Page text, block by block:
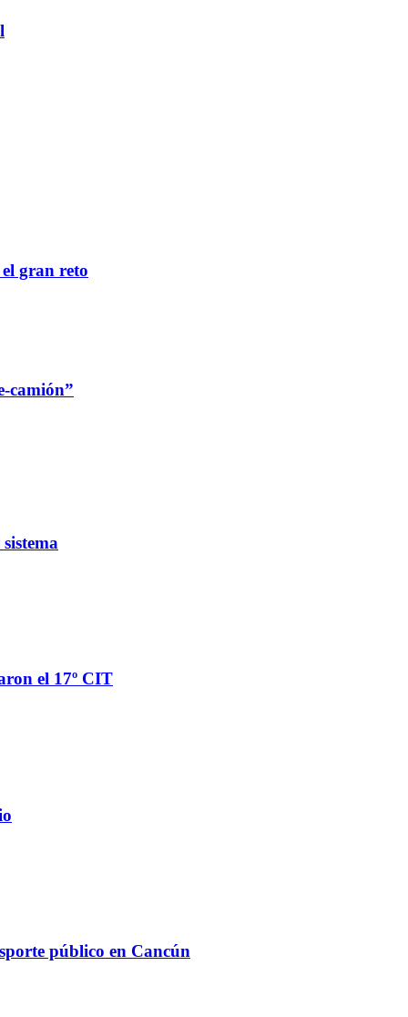
gran reto
camión”
el 17º CIT
público en Cancún